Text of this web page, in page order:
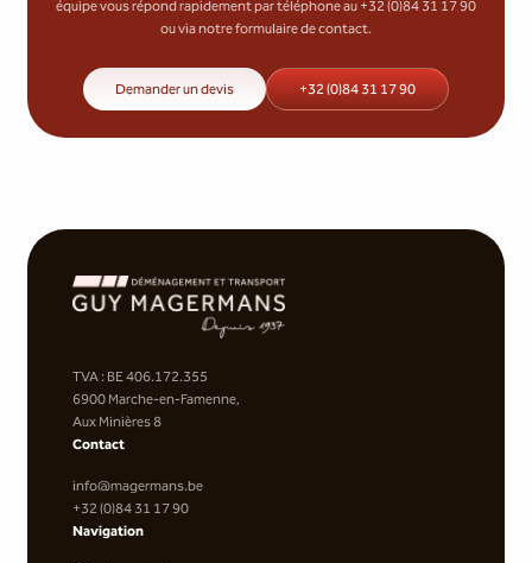
équipe vous répond rapidement par téléphone au +32 (0)84 31 17 90
ou via notre formulaire de contact.
Demander un devis +32 (0)84 31 17 90
TVA : BE 406.172.355
6900 Marche-en-Famenne,
Aux Minières 8
Contact
info@magermans.be
+32 (0)84 31 17 90
Navigation